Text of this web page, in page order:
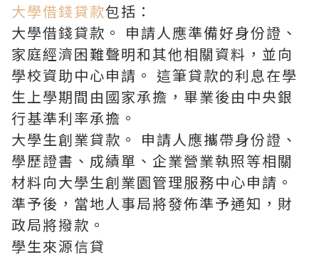
大學借錢貸款包括：
大學借錢貸款。 申請人應準備好身份證、
家庭經濟困難聲明和其他相關資料，並向
學校資助中心申請。 這筆貸款的利息在學
生上學期間由國家承擔，畢業後由中央銀
行基準利率承擔。
大學生創業貸款。 申請人應攜帶身份證、
學歷證書、成績單、企業營業執照等相關
材料向大學生創業園管理服務中心申請。
準予後，當地人事局將發佈準予通知，財
政局將撥款。
學生來源信貸